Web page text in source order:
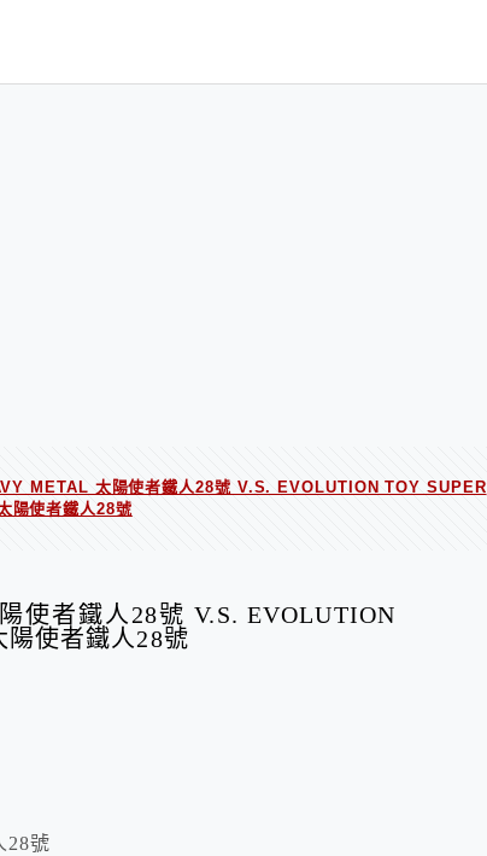
METAL 太陽使者鐵人28號 V.S. EVOLUTION TOY SUPER
陽使者鐵人28號
使者鐵人28號 V.S. EVOLUTION
陽使者鐵人28號
28號